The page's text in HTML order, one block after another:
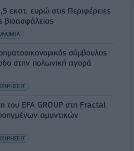
εκατ. ευρώ στις Περιφέρειες
βιοασφάλειας
σύμβουλος
στην πολωνική αγορά
του EFA GROUP στη Fractal
αμυντικών